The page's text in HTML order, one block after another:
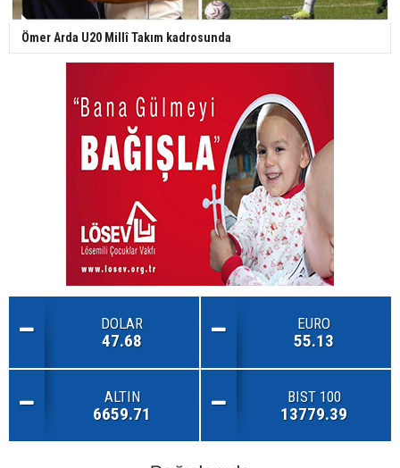
Ömer Arda U20 Millî Takım kadrosunda
DOLAR
47.68
EURO
55.13
ALTIN
6659.71
BIST 100
13779.39